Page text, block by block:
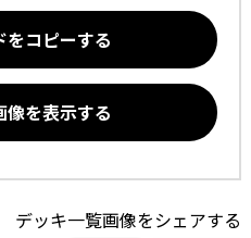
をコピーする
像を表示する
デッキ一覧画像をシェアする